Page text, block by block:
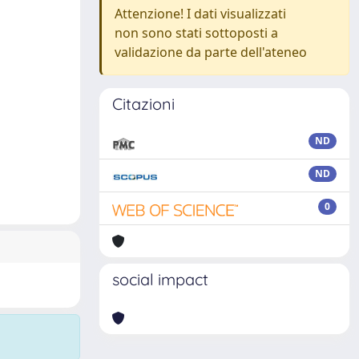
Attenzione! I dati visualizzati
non sono stati sottoposti a
validazione da parte dell'ateneo
Citazioni
ND
ND
0
social impact